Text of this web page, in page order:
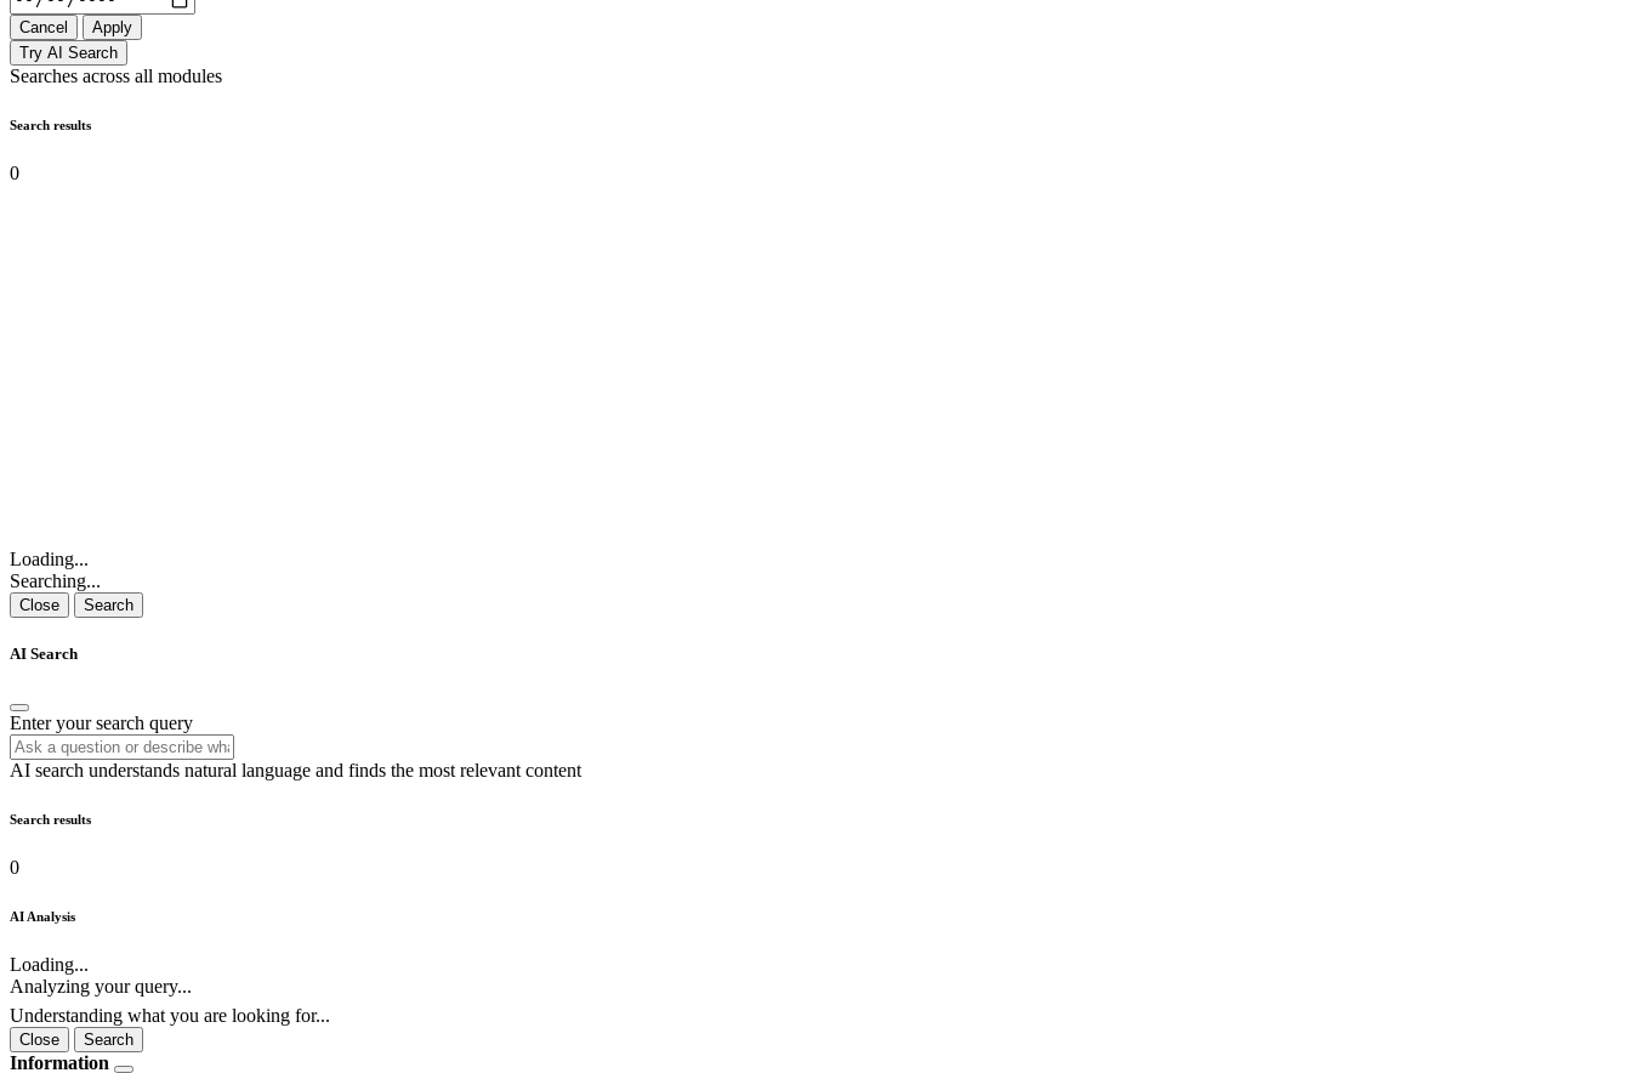
Cancel
Apply
Try AI Search
Searches across all modules
Search results
0
Loading...
Searching...
Close Search
AI Search
Enter your search query
AI search understands natural language and finds the most relevant content
Search results
0
AI Analysis
Loading...
Analyzing your query...
Understanding what you are looking for...
Close Search
Information